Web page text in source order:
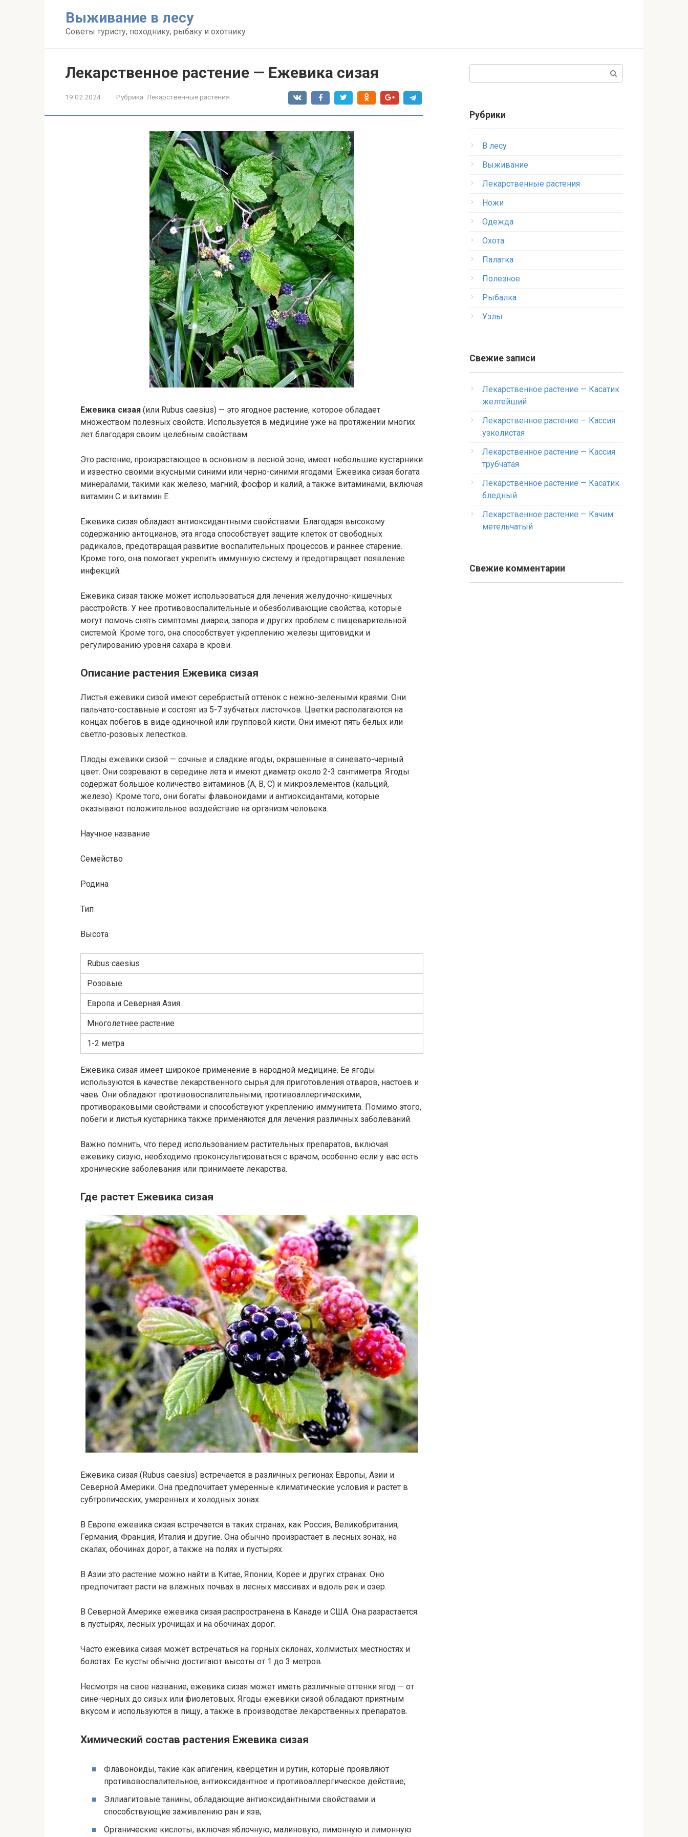
Выживание в лесу
Советы туристу, походнику, рыбаку и охотнику
Лекарственное растение — Ежевика сизая
19.02.2024 Рубрика: Лекарственные растения
Ежевика сизая (или Rubus caesius) — это ягодное растение, которое обладает
множеством полезных свойств. Используется в медицине уже на протяжении многих
лет благодаря своим целебным свойствам.
Это растение, произрастающее в основном в лесной зоне, имеет небольшие кустарники
и известно своими вкусными синими или черно-синими ягодами. Ежевика сизая богата
минералами, такими как железо, магний, фосфор и калий, а также витаминами, включая
витамин C и витамин E.
Ежевика сизая обладает антиоксидантными свойствами. Благодаря высокому
содержанию антоцианов, эта ягода способствует защите клеток от свободных
радикалов, предотвращая развитие воспалительных процессов и раннее старение.
Кроме того, она помогает укрепить иммунную систему и предотвращает появление
инфекций.
Ежевика сизая также может использоваться для лечения желудочно-кишечных
расстройств. У нее противовоспалительные и обезболивающие свойства, которые
могут помочь снять симптомы диареи, запора и других проблем с пищеварительной
системой. Кроме того, она способствует укреплению железы щитовидки и
регулированию уровня сахара в крови.
Описание растения Ежевика сизая
Листья ежевики сизой имеют серебристый оттенок с нежно-зелеными краями. Они
пальчато-составные и состоят из 5-7 зубчатых листочков. Цветки располагаются на
концах побегов в виде одиночной или групповой кисти. Они имеют пять белых или
светло-розовых лепестков.
Плоды ежевики сизой — сочные и сладкие ягоды, окрашенные в синевато-черный
цвет. Они созревают в середине лета и имеют диаметр около 2-3 сантиметра. Ягоды
содержат большое количество витаминов (A, B, C) и микроэлементов (кальций,
железо). Кроме того, они богаты флавоноидами и антиоксидантами, которые
оказывают положительное воздействие на организм человека.
Научное название
Семейство
Родина
Тип
Высота
Rubus caesius
Розовые
Европа и Северная Азия
Многолетнее растение
1-2 метра
Ежевика сизая имеет широкое применение в народной медицине. Ее ягоды
используются в качестве лекарственного сырья для приготовления отваров, настоев и
чаев. Они обладают противовоспалительными, противоаллергическими,
противораковыми свойствами и способствуют укреплению иммунитета. Помимо этого,
побеги и листья кустарника также применяются для лечения различных заболеваний.
Важно помнить, что перед использованием растительных препаратов, включая
ежевику сизую, необходимо проконсультироваться с врачом, особенно если у вас есть
хронические заболевания или принимаете лекарства.
Где растет Ежевика сизая
Ежевика сизая (Rubus caesius) встречается в различных регионах Европы, Азии и
Северной Америки. Она предпочитает умеренные климатические условия и растет в
субтропических, умеренных и холодных зонах.
В Европе ежевика сизая встречается в таких странах, как Россия, Великобритания,
Германия, Франция, Италия и другие. Она обычно произрастает в лесных зонах, на
скалах, обочинах дорог, а также на полях и пустырях.
В Азии это растение можно найти в Китае, Японии, Корее и других странах. Оно
предпочитает расти на влажных почвах в лесных массивах и вдоль рек и озер.
В Северной Америке ежевика сизая распространена в Канаде и США. Она разрастается
в пустырях, лесных урочищах и на обочинах дорог.
Часто ежевика сизая может встречаться на горных склонах, холмистых местностях и
болотах. Ее кусты обычно достигают высоты от 1 до 3 метров.
Несмотря на свое название, ежевика сизая может иметь различные оттенки ягод — от
сине-черных до сизых или фиолетовых. Ягоды ежевики сизой обладают приятным
вкусом и используются в пищу, а также в производстве лекарственных препаратов.
Химический состав растения Ежевика сизая
Флавоноиды, такие как апигенин, кверцетин и рутин, которые проявляют
противовоспалительное, антиоксидантное и противоаллергическое действие;
Эллиагитовые танины, обладающие антиоксидантными свойствами и
способствующие заживлению ран и язв;
Органические кислоты, включая яблочную, малиновую, лимонную и лимонную
Рубрики
В лесу
Выживание
Лекарственные растения
Ножи
Одежда
Охота
Палатка
Полезное
Рыбалка
Узлы
Свежие записи
Лекарственное растение — Касатик
желтейший
Лекарственное растение — Кассия
узколистая
Лекарственное растение — Кассия
трубчатая
Лекарственное растение — Касатик
бледный
Лекарственное растение — Качим
метельчатый
Свежие комментарии